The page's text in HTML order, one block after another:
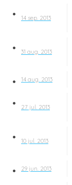
14 sep. 2013
31 aug. 2013
14 aug. 2013
27 jul. 2013
10 jul. 2013
29 jun. 2013